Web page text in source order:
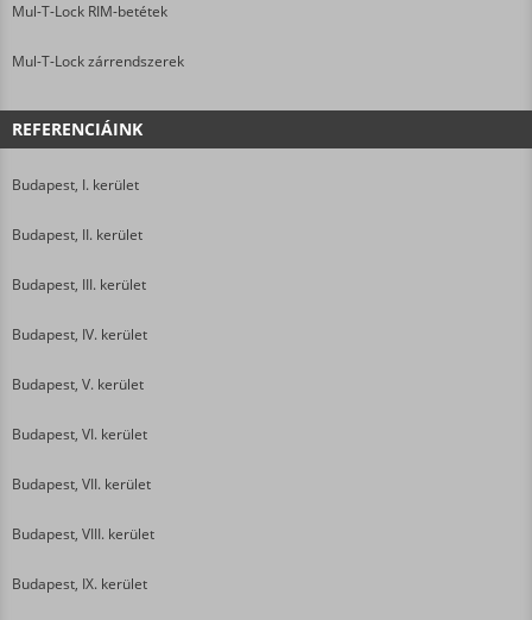
Mul-T-Lock RIM-betétek
Mul-T-Lock zárrendszerek
REFERENCIÁINK
Budapest, I. kerület
Budapest, II. kerület
Budapest, III. kerület
Budapest, IV. kerület
Budapest, V. kerület
Budapest, VI. kerület
Budapest, VII. kerület
Budapest, VIII. kerület
Budapest, IX. kerület